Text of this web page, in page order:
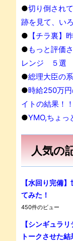
●切り倒され
跡を見て、い
● 【チラ裏】
●もっと評価
レンジ ５選
●総理大臣の
●時給250万
イトの結果！！
●YMO,ちょっ
人気の
【水回り完備
てみた！
450件のビュー
【シンギュラ
トークさせた結